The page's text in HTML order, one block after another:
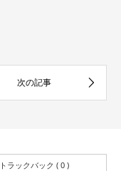
トラックバック ( 0 )